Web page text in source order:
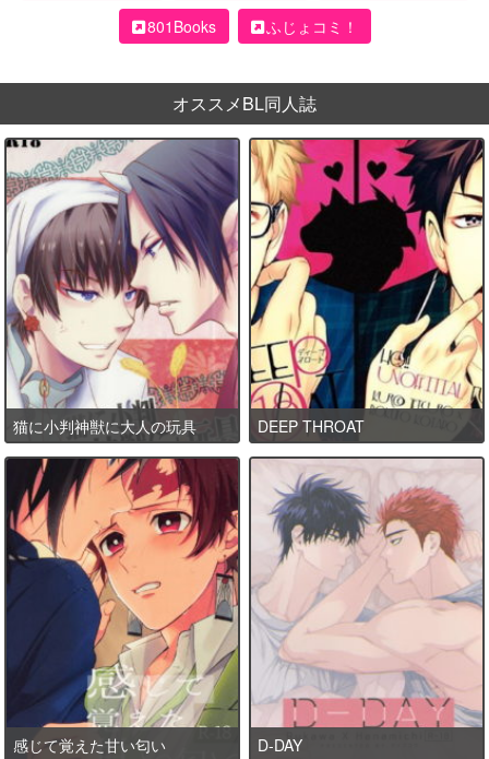
801Books
ふじょコミ！
オススメBL同人誌
猫に小判神獣に大人の玩具 DEEP THROAT
感じて覚えた甘い匂い D-DAY